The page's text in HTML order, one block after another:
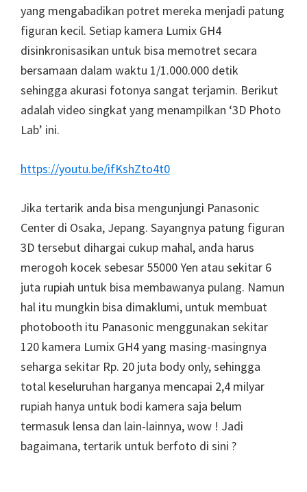
yang mengabadikan potret mereka menjadi patung
figuran kecil. Setiap kamera Lumix GH4
disinkronisasikan untuk bisa memotret secara
bersamaan dalam waktu 1/1.000.000 detik
sehingga akurasi fotonya sangat terjamin. Berikut
adalah video singkat yang menampilkan ‘3D Photo
Lab’ ini.
https://youtu.be/ifKshZto4t0
Jika tertarik anda bisa mengunjungi Panasonic
Center di Osaka, Jepang. Sayangnya patung figuran
3D tersebut dihargai cukup mahal, anda harus
merogoh kocek sebesar 55000 Yen atau sekitar 6
juta rupiah untuk bisa membawanya pulang. Namun
hal itu mungkin bisa dimaklumi, untuk membuat
photobooth itu Panasonic menggunakan sekitar
120 kamera Lumix GH4 yang masing-masingnya
seharga sekitar Rp. 20 juta body only, sehingga
total keseluruhan harganya mencapai 2,4 milyar
rupiah hanya untuk bodi kamera saja belum
termasuk lensa dan lain-lainnya, wow ! Jadi
bagaimana, tertarik untuk berfoto di sini ?